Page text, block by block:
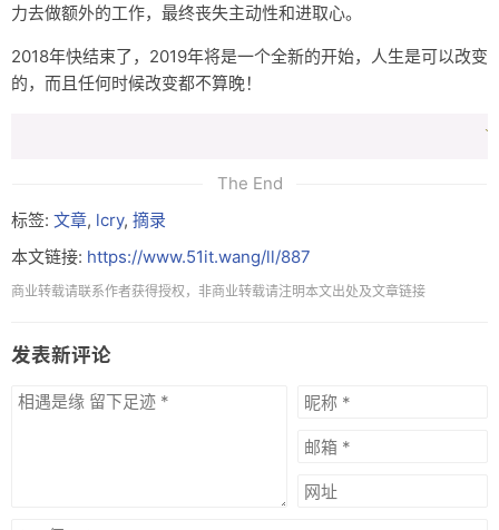
力去做额外的工作，最终丧失主动性和进取心。
2018年快结束了，2019年将是一个全新的开始，人生是可以改变
的，而且任何时候改变都不算晚！
``
The End
标签: 文章, lcry, 摘录
本文链接: https://www.51it.wang/ll/887
商业转载请联系作者获得授权，非商业转载请注明本文出处及文章链接
发表新评论